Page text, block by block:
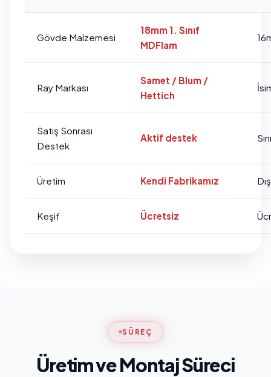
Gövde Malzemesi
18mm 1. Sınıf
MDFlam
Ray Markası
Samet / Blum /
Hettich
Satış Sonrası
Destek
Aktif destek
Üretim Kendi Fabrikamız
Keşif Ücretsiz
SÜREÇ
Üretim ve Montaj Süreci